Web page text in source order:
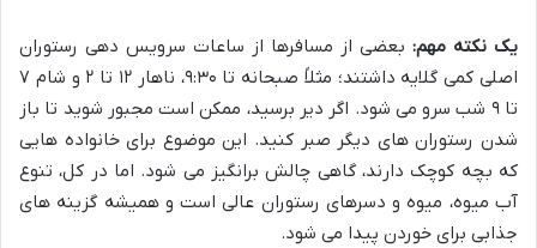
یک نکته مهم: بعضی از مسافرها از ساعات سرویس دهی رستوران
اصلی کمی گلایه داشتند؛ مثلاً صبحانه تا ۹:۳۰، ناهار ۱۲ تا ۲ و شام ۷
تا ۹ شب سرو می شود. اگر دیر برسید، ممکن است مجبور شوید تا باز
شدن رستوران های دیگر صبر کنید. این موضوع برای خانواده هایی
که بچه کوچک دارند، گاهی چالش برانگیز می شود. اما در کل، تنوع
آب میوه، میوه و دسرهای رستوران عالی است و همیشه گزینه های
جذابی برای خوردن پیدا می شود.